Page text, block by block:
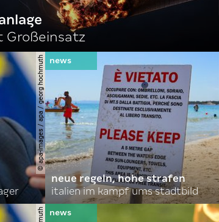
Großeinsatz
© apa-images / apa / georg hochmuth
neue regeln, hohe strafen
italien im kampf ums stadtbild